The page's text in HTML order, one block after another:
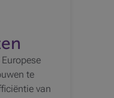
te
van